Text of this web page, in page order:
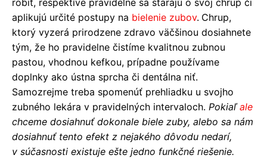
aplikujú určité postupy na bielenie zubov. Chrup,
ktorý vyzerá prirodzene zdravo väčšinou dosiahnete
tým, že ho pravidelne čistíme kvalitnou zubnou
pastou, vhodnou kefkou, prípadne používame
doplnky ako ústna sprcha či dentálna niť.
Samozrejme treba spomenúť prehliadku u svojho
zubného lekára v pravidelných intervaloch. Pokiaľale
chceme dosiahnuť dokonale biele zuby, alebo sa nám
dosiahnuť tento efekt z nejakého dôvodu nedarí,
v súčasnosti existuje ešte jedno funkčné riešenie.